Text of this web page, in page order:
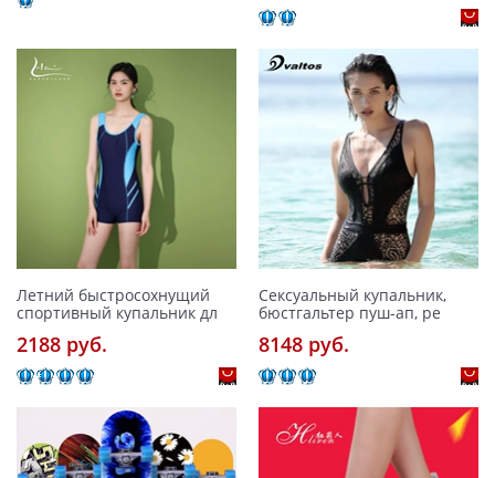
Летний быстросохнущий
спортивный купальник дл
2188 pуб.
Сексуальный купальник,
бюстгальтер пуш-ап, ре
8148 pуб.